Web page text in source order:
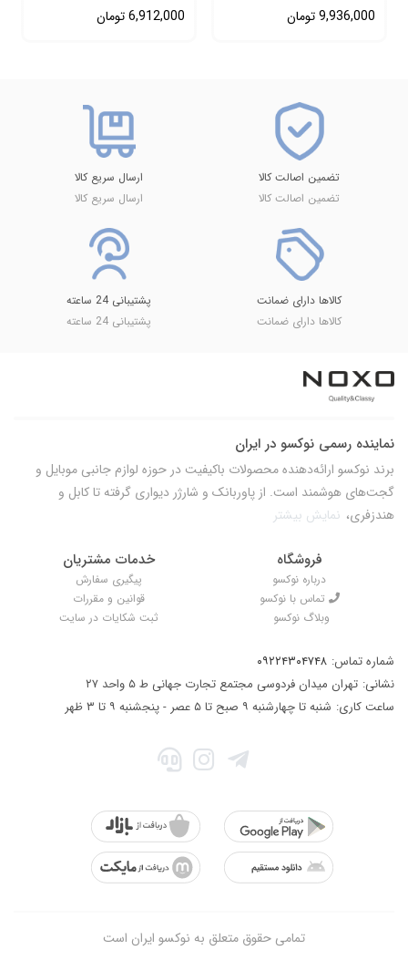
9,936,000تومان 6,912,000تومان
تضمین اصالت کالا
تضمین اصالت کالا
ارسال سریع کالا
ارسال سریع کالا
کالاها دارای ضمانت
کالاها دارای ضمانت
پشتیبانی 24 ساعته
پشتیبانی 24 ساعته
نماینده رسمی نوکسو در ایران
برند نوکسو ارائه‌دهنده محصولات باکیفیت در حوزه لوازم جانبی موبایل و
گجت‌های هوشمند است. از پاوربانک و شارژر دیواری گرفته تا کابل و
هندزفری، نمایش بیشتر
فروشگاه
درباره نوکسو
تماس با نوکسو
وبلاگ نوکسو
خدمات مشتریان
پیگیری سفارش
قوانین و مقررات
ثبت شکایات در سایت
شماره تماس: ۰۹۲۲۴۳۰۴۷۴۸
نشانی: تهران میدان فردوسی مجتمع تجارت جهانی ط ۵ واحد ۲۷
ساعت کاری: شنبه تا چهارشنبه ۹ صبح تا ۵ عصر - پنجشنبه ۹ تا ۳ ظهر
تمامی حقوق متعلق به نوکسو ایران است